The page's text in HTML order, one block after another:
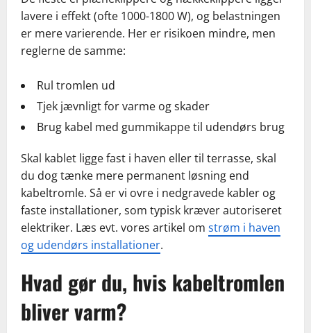
lavere i effekt (ofte 1000-1800 W), og belastningen
er mere varierende. Her er risikoen mindre, men
reglerne de samme:
Rul tromlen ud
Tjek jævnligt for varme og skader
Brug kabel med gummikappe til udendørs brug
Skal kablet ligge fast i haven eller til terrasse, skal
du dog tænke mere permanent løsning end
kabeltromle. Så er vi ovre i nedgravede kabler og
faste installationer, som typisk kræver autoriseret
elektriker. Læs evt. vores artikel om strøm i haven
og udendørs installationer.
Hvad gør du, hvis kabeltromlen
bliver varm?